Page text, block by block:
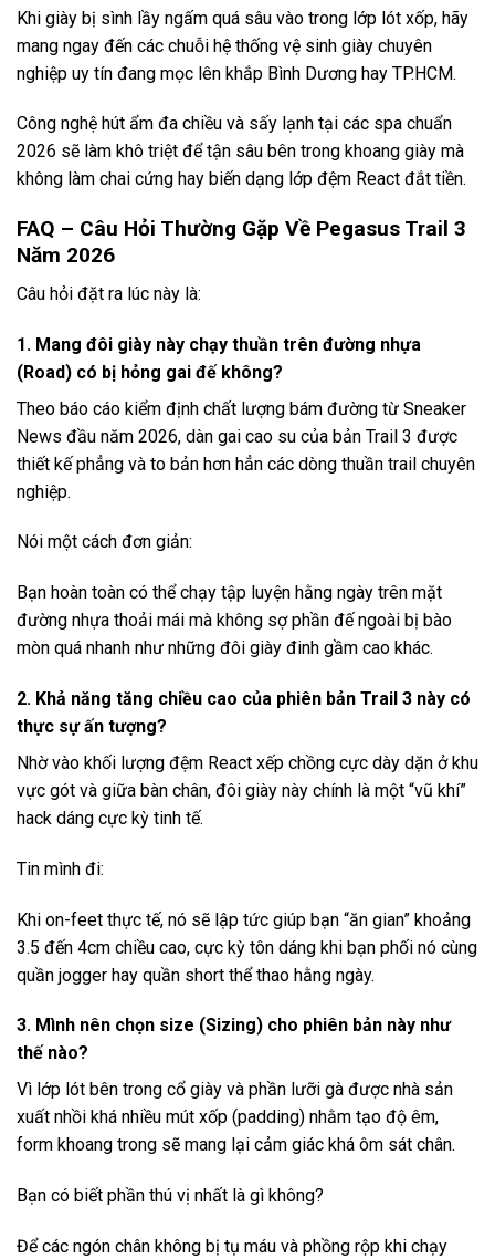
Khi giày bị sình lầy ngấm quá sâu vào trong lớp lót xốp, hãy
mang ngay đến các chuỗi hệ thống vệ sinh giày chuyên
nghiệp uy tín đang mọc lên khắp Bình Dương hay TP.HCM.
Công nghệ hút ẩm đa chiều và sấy lạnh tại các spa chuẩn
2026 sẽ làm khô triệt để tận sâu bên trong khoang giày mà
không làm chai cứng hay biến dạng lớp đệm React đắt tiền.
FAQ – Câu Hỏi Thường Gặp Về Pegasus Trail 3
Năm 2026
Câu hỏi đặt ra lúc này là:
1. Mang đôi giày này chạy thuần trên đường nhựa
(Road) có bị hỏng gai đế không?
Theo báo cáo kiểm định chất lượng bám đường từ Sneaker
News đầu năm 2026, dàn gai cao su của bản Trail 3 được
thiết kế phẳng và to bản hơn hẳn các dòng thuần trail chuyên
nghiệp.
Nói một cách đơn giản:
Bạn hoàn toàn có thể chạy tập luyện hằng ngày trên mặt
đường nhựa thoải mái mà không sợ phần đế ngoài bị bào
mòn quá nhanh như những đôi giày đinh gầm cao khác.
2. Khả năng tăng chiều cao của phiên bản Trail 3 này có
thực sự ấn tượng?
Nhờ vào khối lượng đệm React xếp chồng cực dày dặn ở khu
vực gót và giữa bàn chân, đôi giày này chính là một “vũ khí”
hack dáng cực kỳ tinh tế.
Tin mình đi:
Khi on-feet thực tế, nó sẽ lập tức giúp bạn “ăn gian” khoảng
3.5 đến 4cm chiều cao, cực kỳ tôn dáng khi bạn phối nó cùng
quần jogger hay quần short thể thao hằng ngày.
3. Mình nên chọn size (Sizing) cho phiên bản này như
thế nào?
Vì lớp lót bên trong cổ giày và phần lưỡi gà được nhà sản
xuất nhồi khá nhiều mút xốp (padding) nhằm tạo độ êm,
form khoang trong sẽ mang lại cảm giác khá ôm sát chân.
Bạn có biết phần thú vị nhất là gì không?
Để các ngón chân không bị tụ máu và phồng rộp khi chạy